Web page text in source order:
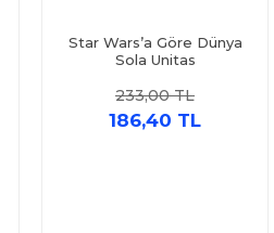
Star Wars’a Göre Dünya
Sola Unitas
233,00 TL
186,40 TL